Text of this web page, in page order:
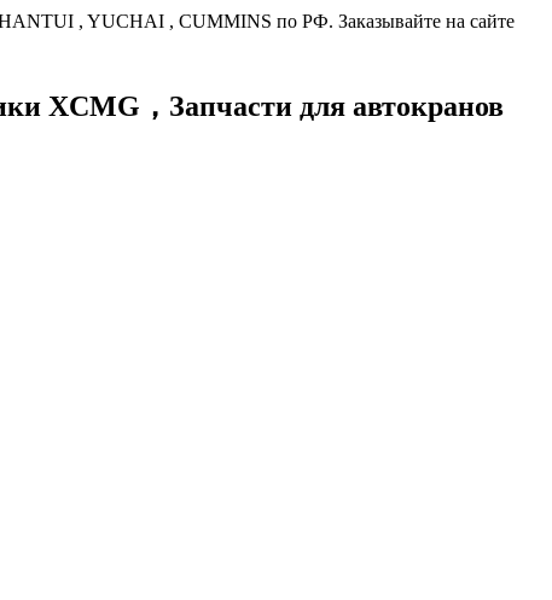
, YUCHAI , CUMMINS по РФ. Заказывайте на сайте
XCMG， Запчасти для автокранов